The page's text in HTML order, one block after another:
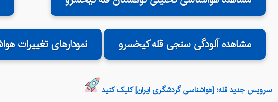
مشاهده آلودگی سنجی قله کیخسرو نمودارهای تغییرات
سرویس جدید قله: [هواشناسی گردشگری ایران] کلیک کنید